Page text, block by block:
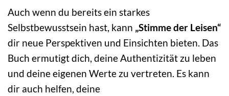
Auch wenn du bereits ein starkes
Selbstbewusstsein hast, kann „Stimme der Leisen“
dir neue Perspektiven und Einsichten bieten. Das
Buch ermutigt dich, deine Authentizität zu leben
und deine eigenen Werte zu vertreten. Es kann
dir auch helfen, deine